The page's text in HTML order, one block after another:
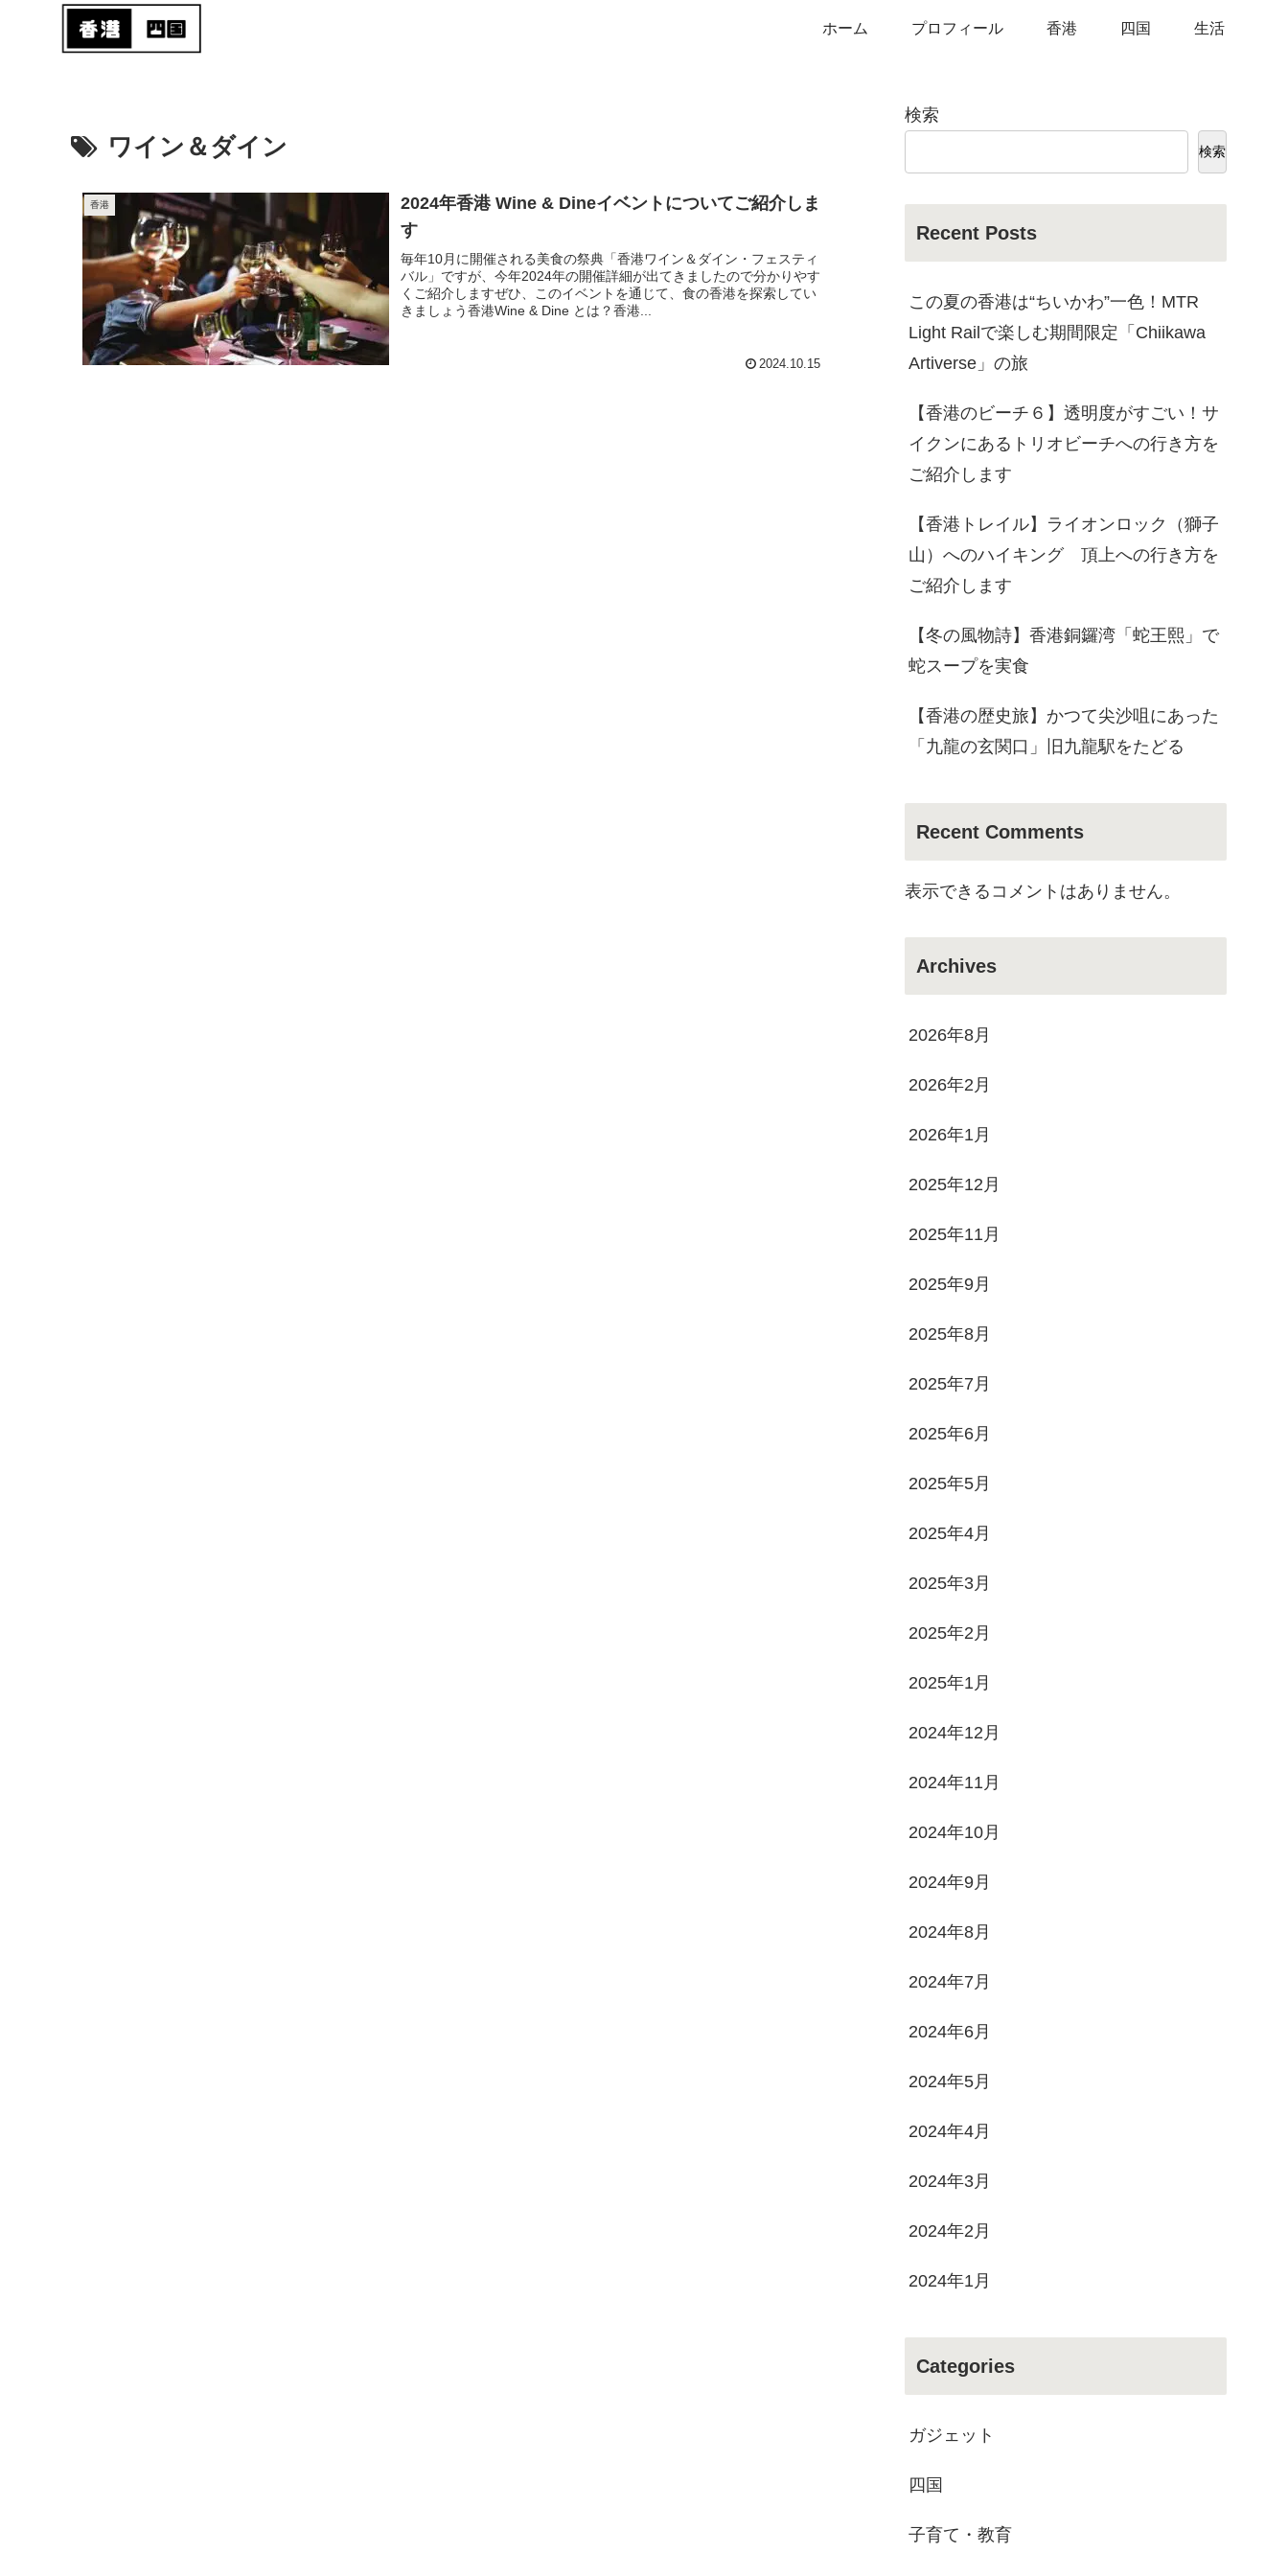
ホーム プロフィール 香港 四国 生活
ワイン＆ダイン
香港
2024年香港 Wine & Dineイベントについてご紹介しま
す
毎年10月に開催される美食の祭典「香港ワイン＆ダイン・フェスティ
バル」ですが、今年2024年の開催詳細が出てきましたので分かりやす
くご紹介しますぜひ、このイベントを通じて、食の香港を探索してい
きましょう香港Wine & Dine とは？香港...
2024.10.15
検索
検索
Recent Posts
この夏の香港は“ちいかわ”一色！MTR
Light Railで楽しむ期間限定「Chiikawa
Artiverse」の旅
【香港のビーチ６】透明度がすごい！サ
イクンにあるトリオビーチへの行き方を
ご紹介します
【香港トレイル】ライオンロック（獅子
山）へのハイキング 頂上への行き方を
ご紹介します
【冬の風物詩】香港銅鑼湾「蛇王熙」で
蛇スープを実食
【香港の歴史旅】かつて尖沙咀にあった
「九龍の玄関口」旧九龍駅をたどる
Recent Comments
表示できるコメントはありません。
Archives
2026年8月
2026年2月
2026年1月
2025年12月
2025年11月
2025年9月
2025年8月
2025年7月
2025年6月
2025年5月
2025年4月
2025年3月
2025年2月
2025年1月
2024年12月
2024年11月
2024年10月
2024年9月
2024年8月
2024年7月
2024年6月
2024年5月
2024年4月
2024年3月
2024年2月
2024年1月
Categories
ガジェット
四国
子育て・教育